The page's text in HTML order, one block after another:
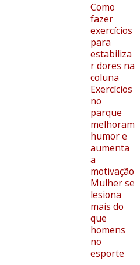
Como
fazer
exercícios
para
estabiliza
r dores na
coluna
Exercícios
no
parque
melhoram
humor e
aumenta
a
motivação
Mulher se
lesiona
mais do
que
homens
no
esporte